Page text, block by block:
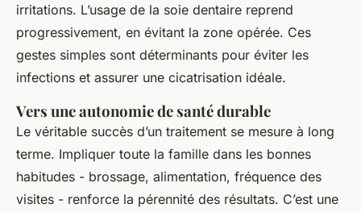
irritations. L’usage de la soie dentaire reprend
progressivement, en évitant la zone opérée. Ces
gestes simples sont déterminants pour éviter les
infections et assurer une cicatrisation idéale.
Vers une autonomie de santé durable
Le véritable succès d’un traitement se mesure à long
terme. Impliquer toute la famille dans les bonnes
habitudes - brossage, alimentation, fréquence des
visites - renforce la pérennité des résultats. C’est une